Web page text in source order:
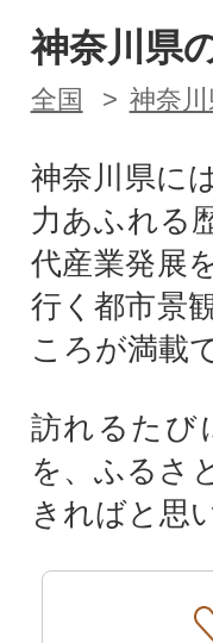
神奈川県
全国 神奈川
神奈川県に
力あふれる
代産業発展
行く都市景
ころが満載
訪れるたび
を、ふるさ
きればと思